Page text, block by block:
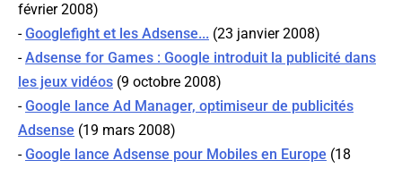
février 2008)
-Googlefight et les Adsense... (23 janvier 2008)
-Adsense for Games : Google introduit la publicité dans
les jeux vidéos (9 octobre 2008)
-Google lance Ad Manager, optimiseur de publicités
Adsense (19 mars 2008)
-Google lance Adsense pour Mobiles en Europe (18